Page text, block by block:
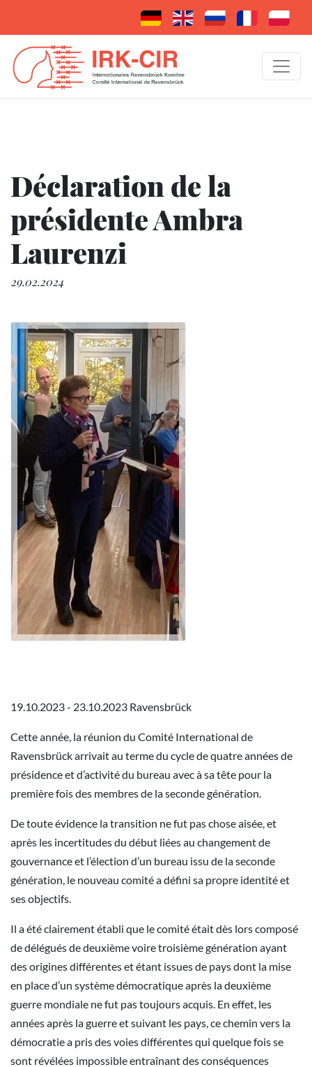
Déclaration de la
présidente Ambra
Laurenzi
29.02.2024
19.10.2023 - 23.10.2023 Ravensbrück
Cette année, la réunion du Comité International de
Ravensbrück arrivait au terme du cycle de quatre années de
présidence et d’activité du bureau avec à sa tête pour la
première fois des membres de la seconde génération.
De toute évidence la transition ne fut pas chose aisée, et
après les incertitudes du début liées au changement de
gouvernance et l’élection d’un bureau issu de la seconde
génération, le nouveau comité a défini sa propre identité et
ses objectifs.
Il a été clairement établi que le comité était dès lors composé
de délégués de deuxième voire troisième génération ayant
des origines différentes et étant issues de pays dont la mise
en place d’un système démocratique après la deuxième
guerre mondiale ne fut pas toujours acquis. En effet, les
années après la guerre et suivant les pays, ce chemin vers la
démocratie a pris des voies différentes qui quelque fois se
sont révélées impossible entraînant des conséquences